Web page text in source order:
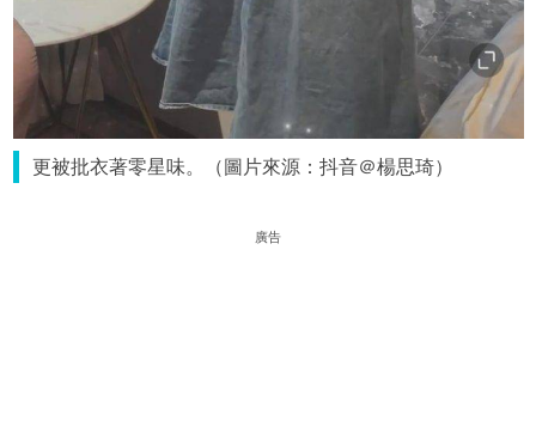
更被批衣著零星味。（圖片來源：抖音＠楊思琦）
廣告